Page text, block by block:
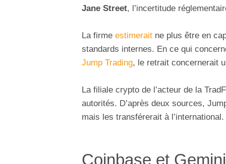
Jane Street, l’incertitude
La firme estimerait ne plus être en
standards internes. En ce qui
Jump Trading, le retrait concernerait
La filiale crypto de l’acteur de la
autorités. D’après deux sources,
mais les transférerait à l’international.
Coinbase et